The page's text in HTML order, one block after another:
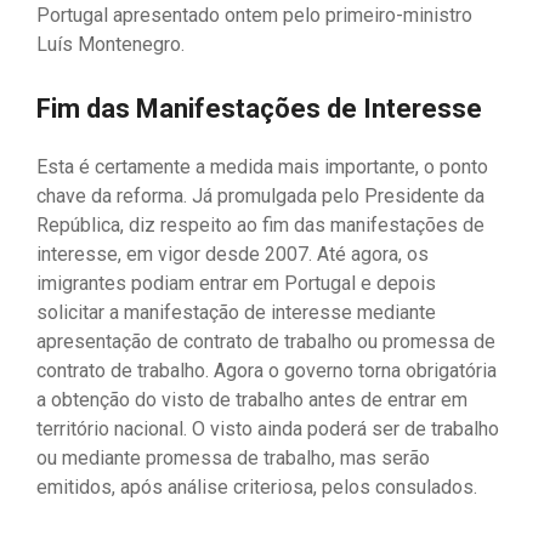
Portugal apresentado ontem pelo primeiro-ministro
Luís Montenegro.
Fim das Manifestações de Interesse
Esta é certamente a medida mais importante, o ponto
chave da reforma. Já promulgada pelo Presidente da
República, diz respeito ao fim das manifestações de
interesse, em vigor desde 2007. Até agora, os
imigrantes podiam entrar em Portugal e depois
solicitar a manifestação de interesse mediante
apresentação de contrato de trabalho ou promessa de
contrato de trabalho. Agora o governo torna obrigatória
a obtenção do visto de trabalho antes de entrar em
território nacional. O visto ainda poderá ser de trabalho
ou mediante promessa de trabalho, mas serão
emitidos, após análise criteriosa, pelos consulados.